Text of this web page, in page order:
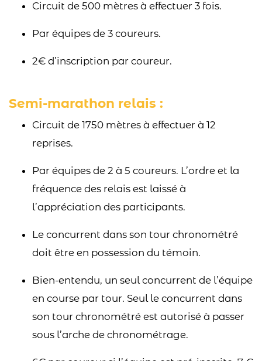
Circuit de 500 mètres à effectuer 3 fois.
Par équipes de 3 coureurs.
2€ d’inscription par coureur.
Semi-marathon relais :
Circuit de 1750 mètres à effectuer à 12
reprises.
Par équipes de 2 à 5 coureurs. L’ordre et la
fréquence des relais est laissé à
l’appréciation des participants.
Le concurrent dans son tour chronométré
doit être en possession du témoin.
Bien-entendu, un seul concurrent de l’équipe
en course par tour. Seul le concurrent dans
son tour chronométré est autorisé à passer
sous l’arche de chronométrage.